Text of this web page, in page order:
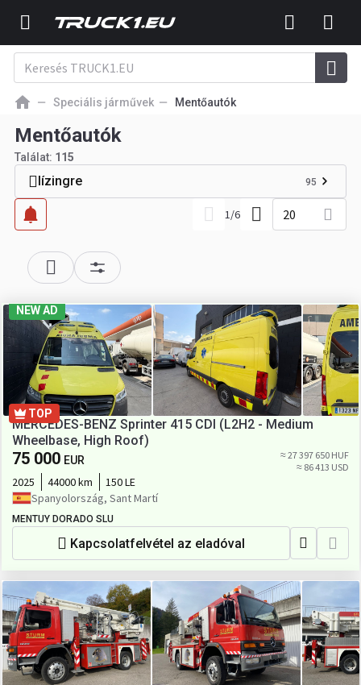
Speciális járművek Mentőautók
Mentőautók
Találat: 115
lízingre 95
1/6 20
NEW AD
TOP
MERCEDES-BENZ Sprinter 415 CDI (L2H2 - Medium
Wheelbase, High Roof)
75 000 EUR
≈ 27 397 650 HUF
≈ 86 413 USD
2025 44000 km
150 LE
Spanyolország, Sant Martí
MENTUY DORADO SLU
Kapcsolatfelvétel az eladóval